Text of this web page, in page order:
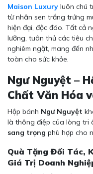
Maison Luxury luôn chú
từ nhân sen trắng trứng
hiện đại, độc đáo. Tất cả
lưỡng, tuân thủ các tiêu
nghiêm ngặt, mang đến
toàn cho sức khỏe.
Ngư Nguyệt –
Chất Văn Hóa
Hộp bánh Ngư Nguyệt
là thông điệp của lòng tri
sang trọng phù hợp cho
Quà Tặng Đối Tác,
Giá Trị Doanh